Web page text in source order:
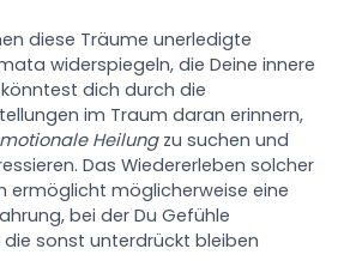
diese Träume unerledigte
widerspiegeln, die Deine innere
dich durch die
im Traum daran erinnern,
Heilungzu suchen und
Das Wiedererleben solcher
ermöglicht möglicherweise eine
bei der Du Gefühle
sonst unterdrückt bleiben